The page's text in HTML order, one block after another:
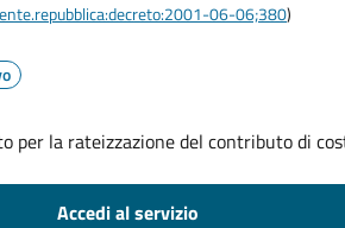
06-06;380)
per la rateizzazione del contributo di
Accedi al servizio